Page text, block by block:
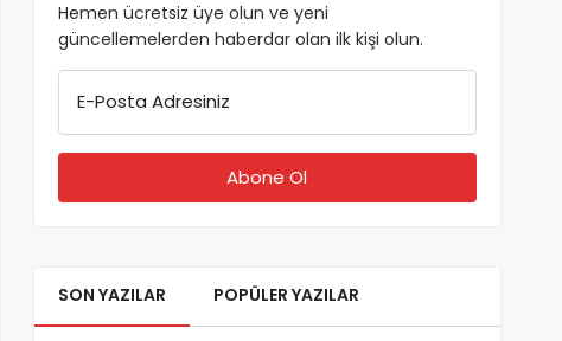
Hemen ücretsiz üye olun ve yeni
güncellemelerden haberdar olan ilk kişi olun.
E-Posta Adresiniz
SON YAZILAR POPÜLER YAZILAR